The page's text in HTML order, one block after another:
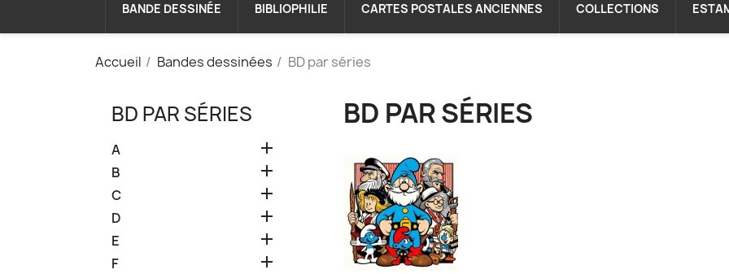
BANDE DESSINÉE BIBLIOPHILIE CARTES POSTALES ANCIENNES COLLECTIONS
Accueil Bandes dessinées BD par séries
BD PAR SÉRIES
A 
B 
C 
D 
E 
F 
BD PAR SÉRIES